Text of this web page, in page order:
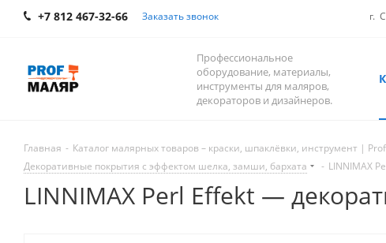
+7 812 467-32-66 Заказать звонок г.
Профессиональное
оборудование, материалы,
инструменты для маляров,
декораторов и дизайнеров.
Главная - Каталог малярных товаров – краски, шпаклёвки, инструмент |
Декоративные покрытия с эффектом шелка, замши, бархата
- LINNIMAX
LINNIMAX Perl Effekt —